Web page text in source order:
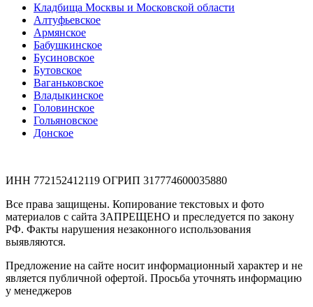
Кладбища Москвы и Московской области
Алтуфьевское
Армянское
Бабушкинское
Бусиновское
Бутовское
Ваганьковское
Владыкинское
Головинское
Гольяновское
Донское
ИНН 772152412119 ОГРИП 317774600035880
Все права защищены. Копирование текстовых и фото
материалов с сайта ЗАПРЕЩЕНО и преследуется по закону
РФ. Факты нарушения незаконного использования
выявляются.
Предложение на сайте носит информационный характер и не
является публичной офертой. Просьба уточнять информацию
у менеджеров